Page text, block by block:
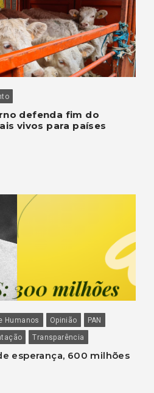
defenda fim do
vivos para países
Humanos Opinião
PAN
Transparência
esperança, 600 milhões